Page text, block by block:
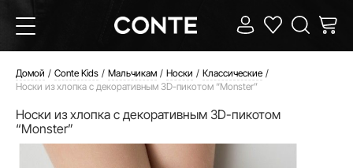
Домой Conte Kids Мальчикам Носки
Классические
Носки из хлопка с декоративным 3D-пикотом “Monster”
Носки из хлопка с декоративным 3D-пикотом
“Monster”